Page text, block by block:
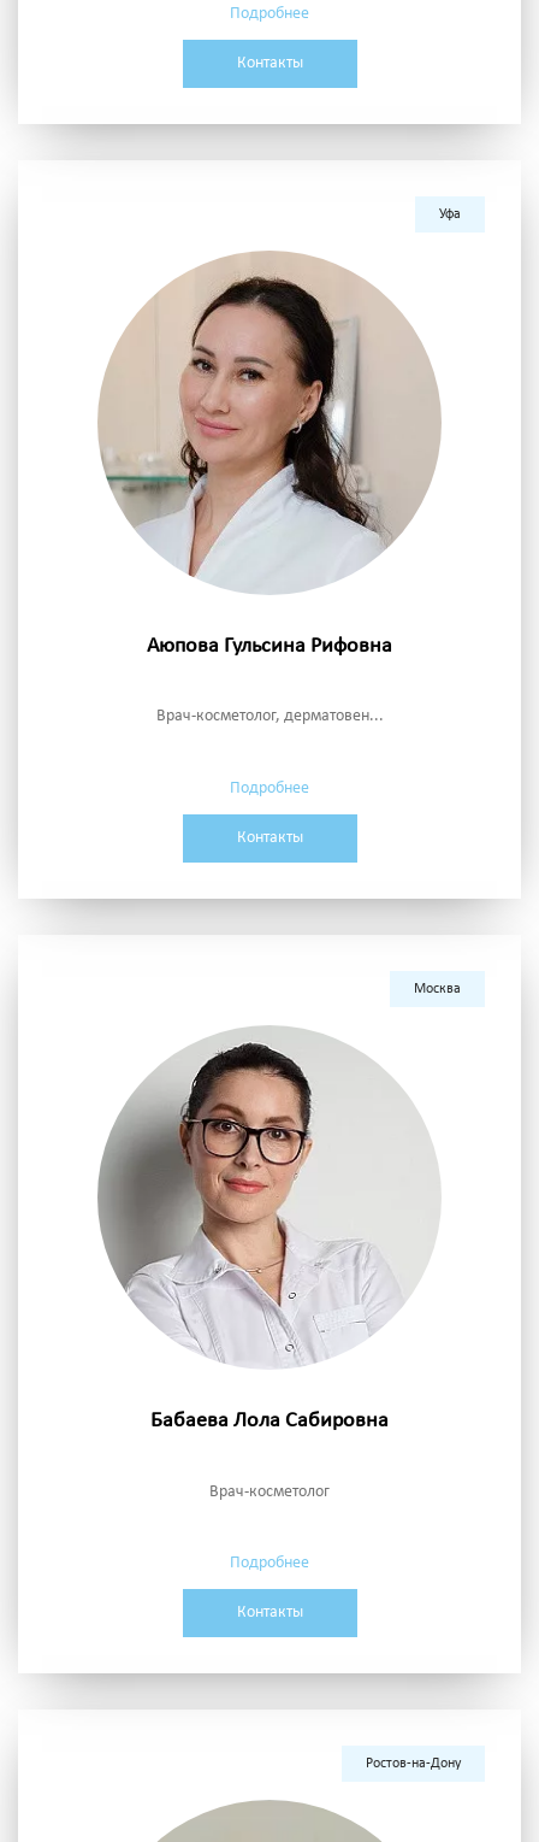
Подробнее
Контакты
Уфа
Аюпова Гульсина Рифовна
Врач-косметолог, дерматовен...
Подробнее
Контакты
Москва
Бабаева Лола Сабировна
Врач-косметолог
Подробнее
Контакты
Ростов-на-Дону